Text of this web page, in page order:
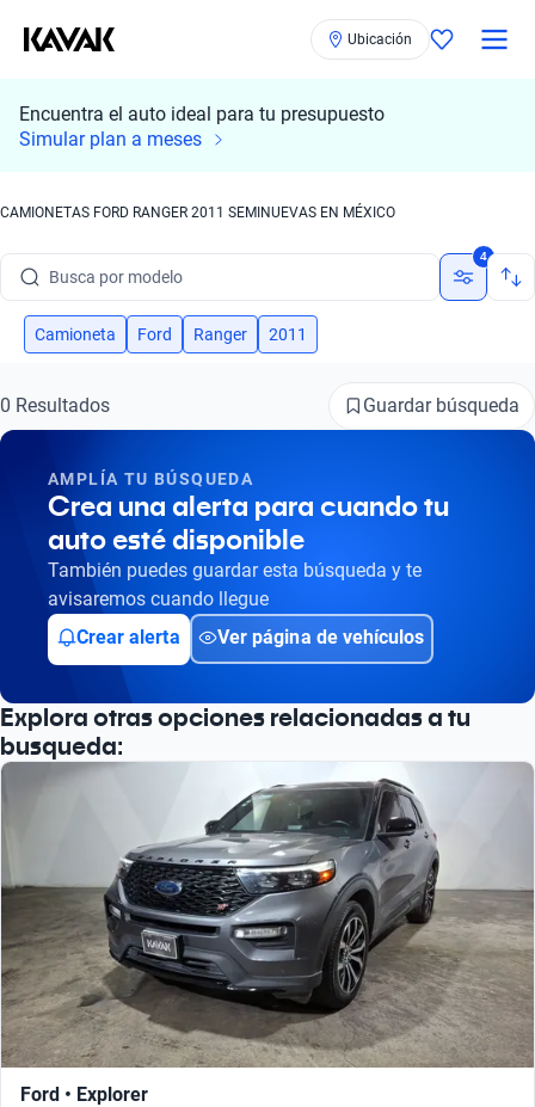
Ubicación
Encuentra el auto ideal para tu presupuesto
Simular plan a meses
CAMIONETAS FORD RANGER 2011 SEMINUEVAS EN MÉXICO
Busca por modelo
Busca por versión
Busca por marca
Busca por modelo
Busca por versión
Busca por año
4
Camioneta Ford Ranger 2011
0 Resultados Guardar búsqueda
AMPLÍA TU BÚSQUEDA
Crea una alerta para cuando tu
auto esté disponible
También puedes guardar esta búsqueda y te
avisaremos cuando llegue
Crear alerta
Ver página de vehículos
Explora otras opciones relacionadas a tu
busqueda:
Ford • Explorer